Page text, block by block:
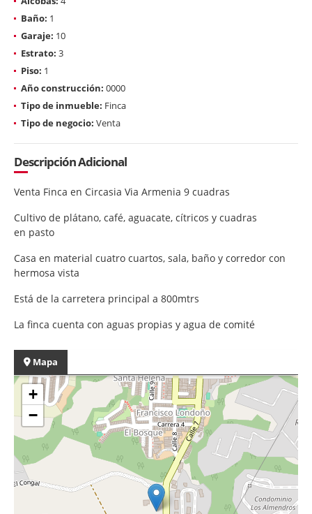
Baño: 1
Garaje: 10
Estrato: 3
Piso: 1
Año construcción: 0000
Tipo de inmueble: Finca
Tipo de negocio: Venta
Descripción Adicional
Venta Finca en Circasia Via Armenia 9 cuadras
Cultivo de plátano, café, aguacate, cítricos y cuadras
en pasto
Casa en material cuatro cuartos, sala, baño y corredor con
hermosa vista
Está de la carretera principal a 800mtrs
La finca cuenta con aguas propias y agua de comité
Mapa
+
−